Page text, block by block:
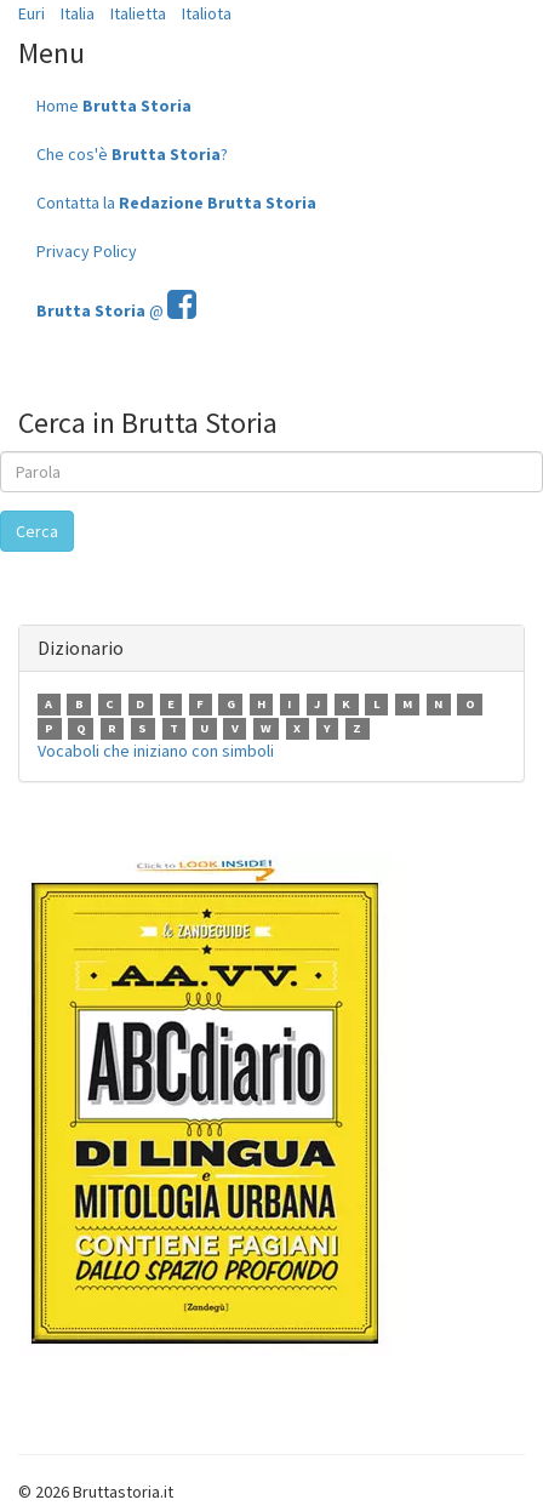
Euri Italia Italietta Italiota
Menu
Home Brutta Storia
Che cos'è Brutta Storia?
Contatta la Redazione Brutta Storia
Privacy Policy
Brutta Storia @
Cerca in Brutta Storia
Cerca
Dizionario
A B C D E F G H I J K L M N
O
P
Q R S T U V W X Y Z
Vocaboli che iniziano con simboli
© 2026 Bruttastoria.it